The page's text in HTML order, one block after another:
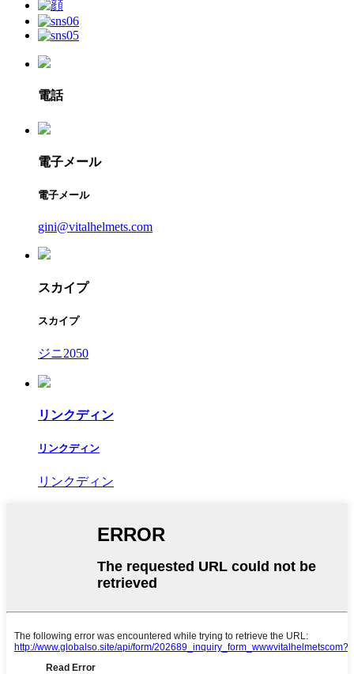
電話
電子メール
電子メール
gini@vitalhelmets.com
スカイプ
スカイプ
ジニ2050
リンクディン
リンクディン
リンクディン